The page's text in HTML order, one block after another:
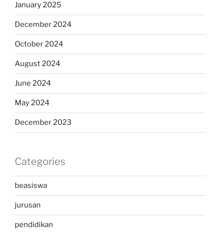
January 2025
December 2024
October 2024
August 2024
June 2024
May 2024
December 2023
Categories
beasiswa
jurusan
pendidikan